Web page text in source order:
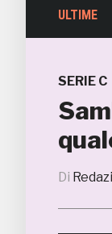
ULTIME
4, il
SERIE C
Di